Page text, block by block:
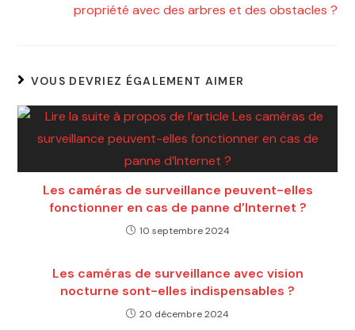
propriété avec des arbres et des obstacles ?
VOUS DEVRIEZ ÉGALEMENT AIMER
Les caméras de surveillance peuvent-elles
fonctionner en cas de panne d’Internet ?
10 septembre 2024
Les caméras de surveillance avec vision
nocturne sont-elles indispensables ?
20 décembre 2024